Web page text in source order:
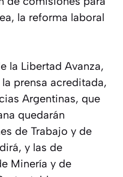
la reforma laboral
la Libertad Avanza,
prensa acreditada,
Argentinas, que
quedarán
de Trabajo y de
y las de
Minería y de